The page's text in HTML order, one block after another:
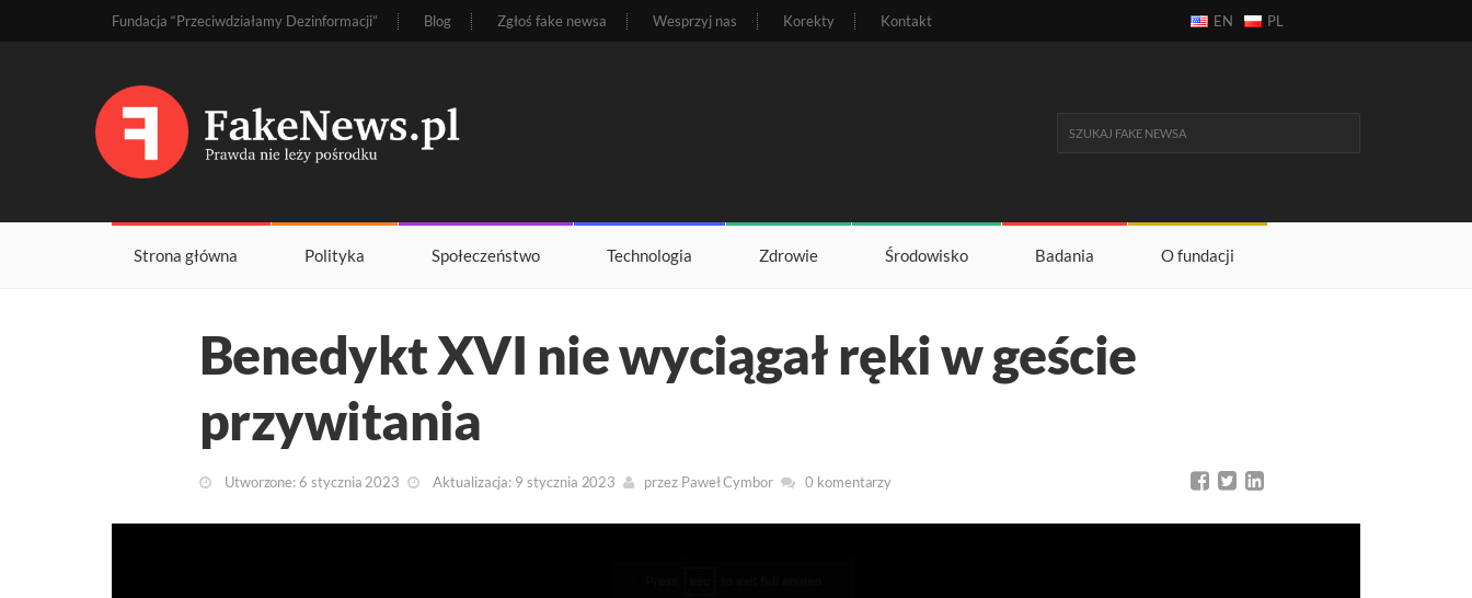
Fundacja “Przeciwdziałamy Dezinformacji” Blog Zgłoś fake newsa Wesprzyj nas Korekty Kontakt EN PL
Strona główna Polityka Społeczeństwo Technologia Zdrowie Środowisko Badania O fundacji
Benedykt XVI nie wyciągał ręki w geście
przywitania
Utworzone: 6 stycznia 2023 Aktualizacja: 9 stycznia 2023 przez Paweł Cymbor 0 komentarzy